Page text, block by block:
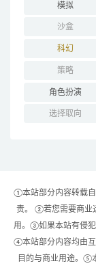
模拟
沙盒
科幻
策略
角色扮演
选择取向
①本站部分内容转载自
责。 ②若您需要商业
用。③如果本站有侵犯
④本站部分内容均由互
目的与商业用途。⑤